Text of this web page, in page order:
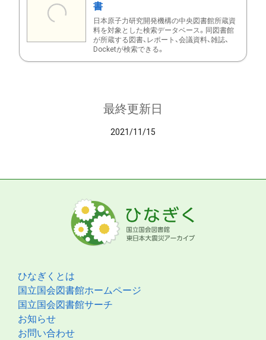
書
日本原子力研究開発機構の中央図書館所蔵資
料を対象とした検索データベース。同図書館
が所蔵する図書、レポート、会議資料、雑誌、
Docketが検索できる。
最終更新日
2021/11/15
ひなぎくとは
国立国会図書館ホームページ
国立国会図書館サーチ
お知らせ
お問い合わせ